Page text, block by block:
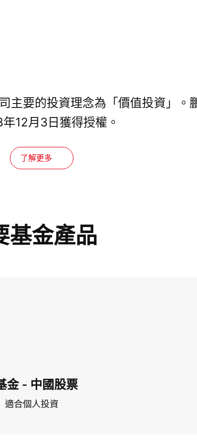
主要的投資理念為「價值投資」
12月3日獲得授權。
了解更多
基金產品
金 - 中國股票
適合個人投資